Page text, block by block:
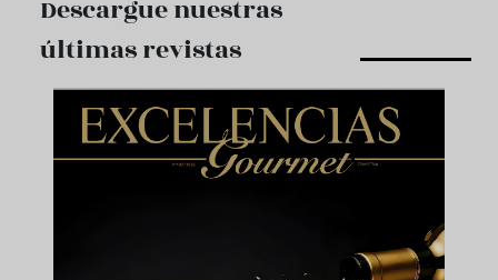
Descargue nuestras
últimas revistas